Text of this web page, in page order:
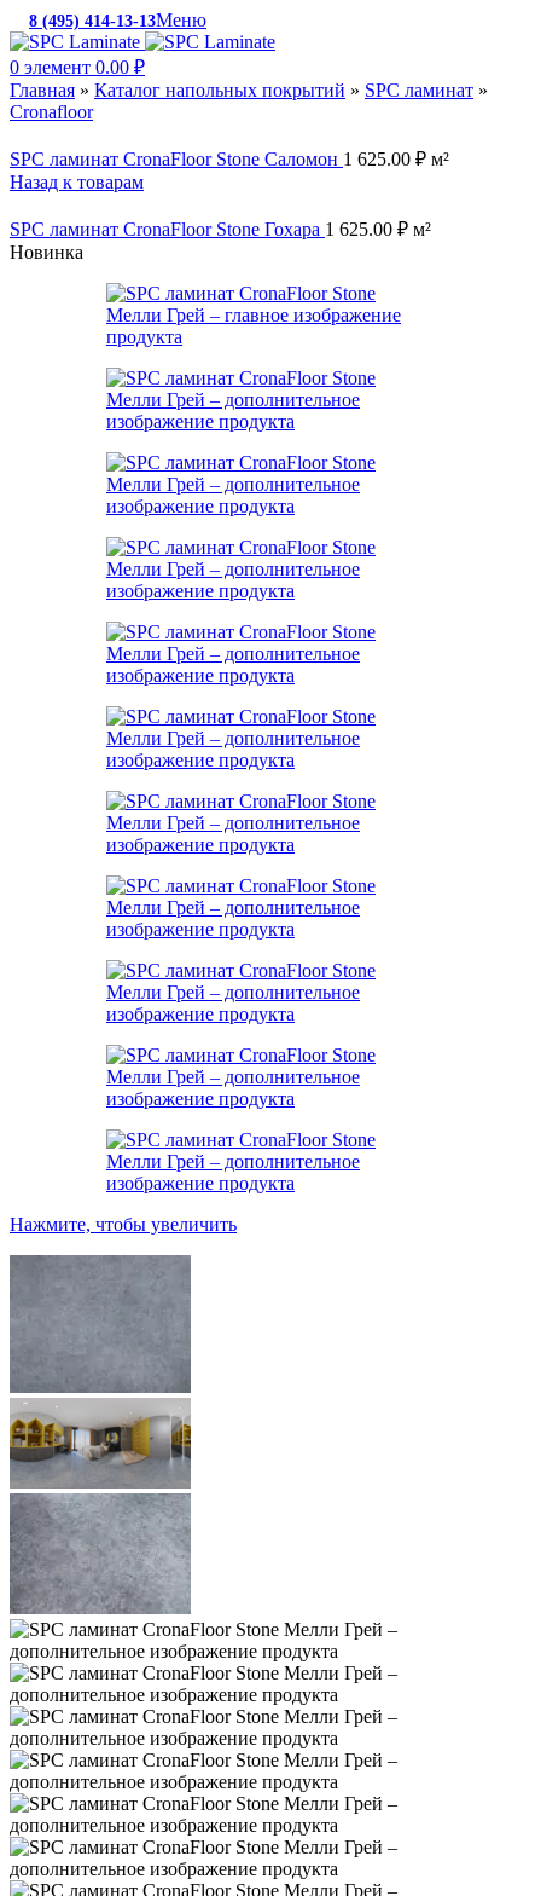
8 (495) 414-13-13Меню
0 элемент 0.00 ₽
Главная » Каталог напольных покрытий » SPC ламинат »
Cronafloor
SPC ламинат CronaFloor Stone Саломон 1 625.00 ₽ м²
Назад к товарам
SPC ламинат CronaFloor Stone Гохара 1 625.00 ₽ м²
Новинка
Нажмите, чтобы увеличить